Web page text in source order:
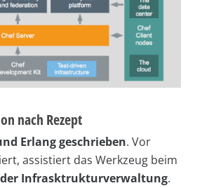
nach Rezept
Erlang geschrieben. Vor
assistiert das Werkzeug beim
Infrasktrukturverwaltung.